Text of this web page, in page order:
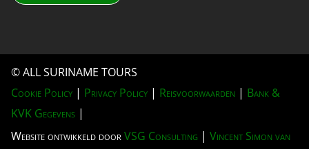
© ALL SURINAME TOURS
Cookie Policy| Privacy Policy| Reisvoorwaarden| Bank &
KVK Gegevens|
Website ontwikkeld doorVSG Consulting| Vincent Simon van